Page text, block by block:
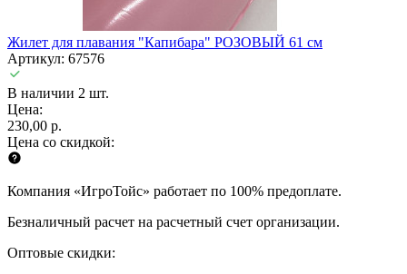
Жилет для плавания "Капибара" РОЗОВЫЙ 61 см
Артикул: 67576
В наличии 2 шт.
Цена:
230,00 р.
Цена со скидкой:
Компания «ИгроТойс» работает по 100% предоплате.
Безналичный расчет на расчетный счет организации.
Оптовые скидки: